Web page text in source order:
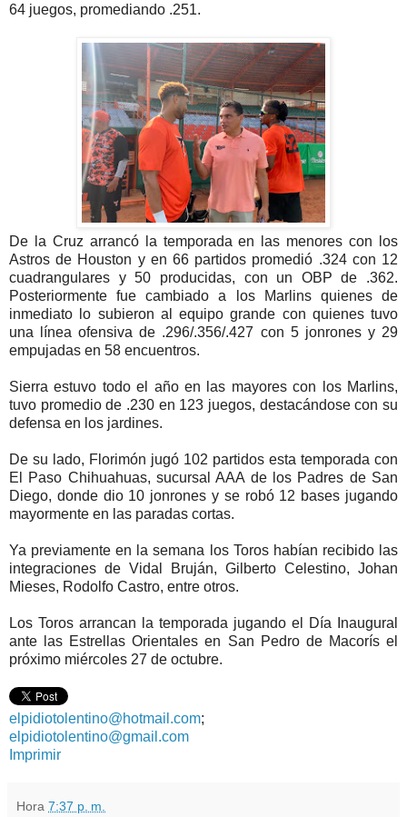
64 juegos, promediando .251.
De la Cruz arrancó la temporada en las menores con los
Astros de Houston y en 66 partidos promedió .324 con 12
cuadrangulares y 50 producidas, con un OBP de .362.
Posteriormente fue cambiado a los Marlins quienes de
inmediato lo subieron al equipo grande con quienes tuvo
una línea ofensiva de .296/.356/.427 con 5 jonrones y 29
empujadas en 58 encuentros.
Sierra estuvo todo el año en las mayores con los Marlins,
tuvo promedio de .230 en 123 juegos, destacándose con su
defensa en los jardines.
De su lado, Florimón jugó 102 partidos esta temporada con
El Paso Chihuahuas, sucursal AAA de los Padres de San
Diego, donde dio 10 jonrones y se robó 12 bases jugando
mayormente en las paradas cortas.
Ya previamente en la semana los Toros habían recibido las
integraciones de Vidal Bruján, Gilberto Celestino, Johan
Mieses, Rodolfo Castro, entre otros.
Los Toros arrancan la temporada jugando el Día Inaugural
ante las Estrellas Orientales en San Pedro de Macorís el
próximo miércoles 27 de octubre.
elpidiotolentino@hotmail.com;
elpidiotolentino@gmail.com
Imprimir
Hora 7:37 p. m.